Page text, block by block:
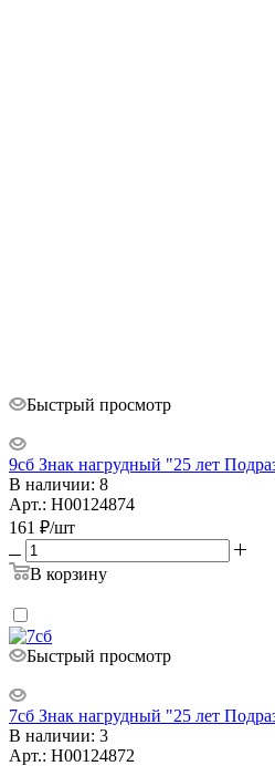
Быстрый просмотр
9сб Знак нагрудный "25 лет
В наличии: 8
Арт.: Н00124874
161 ₽/шт
В корзину
Быстрый просмотр
7сб Знак нагрудный "25 лет
В наличии: 3
Арт.: Н00124872